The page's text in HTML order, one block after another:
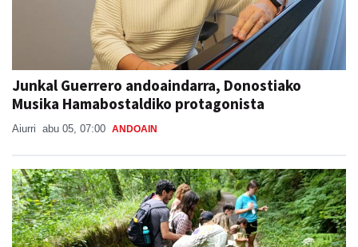
Junkal Guerrero andoaindarra, Donostiako
Musika Hamabostaldiko protagonista
Aiurri abu 05, 07:00 ANDOAIN